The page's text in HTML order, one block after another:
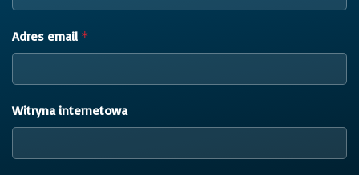
Adres email *
Witryna internetowa